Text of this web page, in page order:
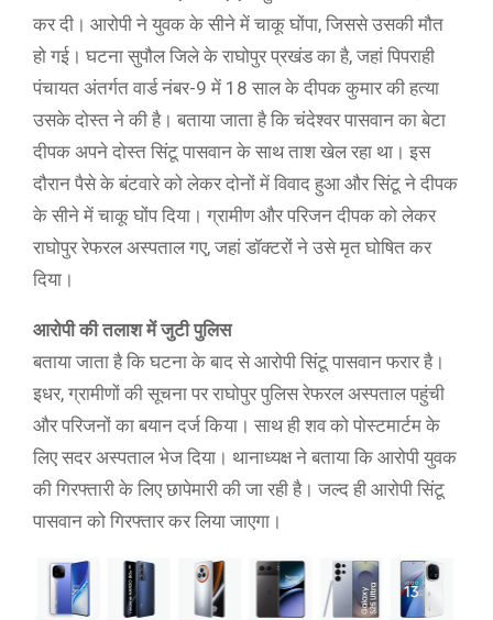
कर दी। आरोपी ने युवक के सीने में चाकू घोंपा, जिससे उसकी मौत
हो गई। घटना सुपौल जिले के राघोपुर प्रखंड का है, जहां पिपराही
पंचायत अंतर्गत वार्ड नंबर-9 में 18 साल के दीपक कुमार की हत्या
उसके दोस्त ने की है। बताया जाता है कि चंदेश्वर पासवान का बेटा
दीपक अपने दोस्त सिंटू पासवान के साथ ताश खेल रहा था। इस
दौरान पैसे के बंटवारे को लेकर दोनों में विवाद हुआ और सिंटू ने दीपक
के सीने में चाकू घोंप दिया। ग्रामीण और परिजन दीपक को लेकर
राघोपुर रेफरल अस्पताल गए, जहां डॉक्टरों ने उसे मृत घोषित कर
दिया।
आरोपी की तलाश में जुटी पुलिस
बताया जाता है कि घटना के बाद से आरोपी सिंटू पासवान फरार है।
इधर, ग्रामीणों की सूचना पर राघोपुर पुलिस रेफरल अस्पताल पहुंची
और परिजनों का बयान दर्ज किया। साथ ही शव को पोस्टमार्टम के
लिए सदर अस्पताल भेज दिया। थानाध्यक्ष ने बताया कि आरोपी युवक
की गिरफ्तारी के लिए छापेमारी की जा रही है। जल्द ही आरोपी सिंटू
पासवान को गिरफ्तार कर लिया जाएगा।